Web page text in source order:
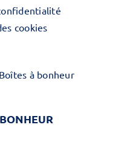
cookies